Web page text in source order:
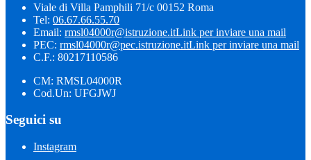
Viale di Villa Pamphili 71/c 00152 Roma
Tel: 06.67.66.55.70
Email: rmsl04000r@istruzione.itLink per inviare una mail
PEC: rmsl04000r@pec.istruzione.itLink per inviare una mail
C.F.: 80217110586
CM: RMSL04000R
Cod.Un: UFGJWJ
Seguici su
Instagram